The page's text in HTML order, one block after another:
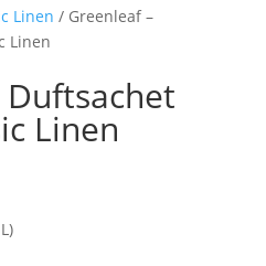
Linen / Greenleaf –
Linen
Linen